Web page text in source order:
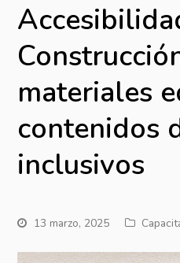
materiales
contenidos
inclusivos
13 marzo, 2025